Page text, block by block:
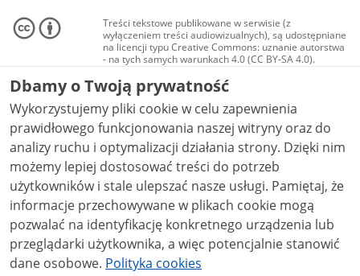
Treści tekstowe publikowane w serwisie (z
wyłączeniem treści audiowizualnych), są udostępniane
na licencji typu Creative Commons: uznanie autorstwa
- na tych samych warunkach 4.0 (CC BY-SA 4.0).
Materiały audiowizualne, w tym zdjęcia, materiały
audio i wideo, są udostępniane na licencji typu
Creative Commons: uznanie autorstwa użycie
niekomercyjne - bez utworów zależnych 4.0 (CC BY-
NC-ND 4.0), o ile nie jest to stwierdzone inaczej.
Dbamy o Twoją prywatność
Wykorzystujemy pliki cookie w celu zapewnienia
prawidłowego funkcjonowania naszej witryny oraz do
analizy ruchu i optymalizacji działania strony. Dzięki nim
możemy lepiej dostosować treści do potrzeb
użytkowników i stale ulepszać nasze usługi. Pamiętaj, że
informacje przechowywane w plikach cookie mogą
pozwalać na identyfikację konkretnego urządzenia lub
przeglądarki użytkownika, a więc potencjalnie stanowić
dane osobowe. Polityka cookies